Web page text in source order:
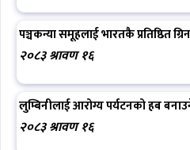
पञ्चकन्या समूहलाई भारतकै प्रतिष्ठित
२०८३ श्रावण १६
लुम्बिनीलाई आरोग्य पर्यटनको हब
२०८३ श्रावण १६